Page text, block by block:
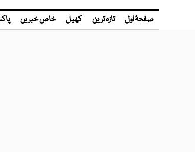
صفحۂ اول تازہ ترین کھیل خاص خبریں